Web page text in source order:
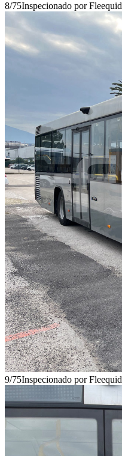
8/75Inspecionado por Fleequid
9/75Inspecionado por Fleequid